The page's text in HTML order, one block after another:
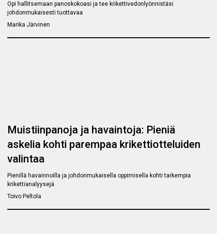
Opi hallitsemaan panoskokoasi ja tee krikettivedonlyönnistäsi
johdonmukaisesti tuottavaa
Marika Järvinen
Muistiinpanoja ja havaintoja: Pieniä
askelia kohti parempaa krikettiotteluiden
valintaa
Pienillä havainnoilla ja johdonmukaisella oppimisella kohti tarkempia
krikettianalyysejä
Toivo Peltola